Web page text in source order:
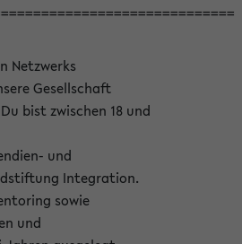
Netzwerks
Gesellschaft
bist zwischen 18 und
und
Integration.
sowie
und